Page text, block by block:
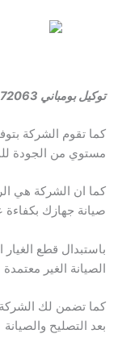
توكيل بومباني 01156472063
كما تقوم الشركة
مستوي من الجودة
كما ان الشركة هي
صيانة جهازك بكفاءة
باستبدال قطع الغيار
الصيانة الغير معتمدة
كما تضمن لك
بعد التصليح والصيانة